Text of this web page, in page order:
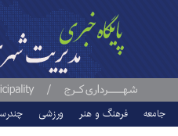
جامعه فرهنگ و هنر ورزشی